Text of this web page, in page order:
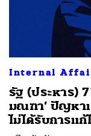
Internal
รัฐ (ประหาร)
มณฑา’ ปัญหาเ
ไม่ได้รับการแก้